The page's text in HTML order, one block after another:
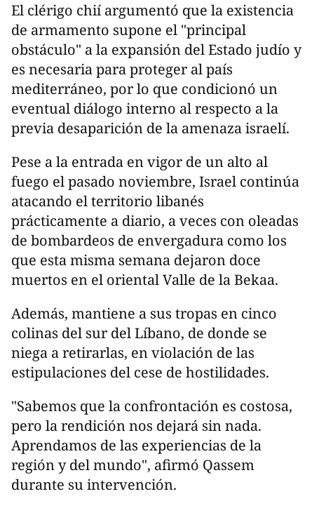
El clérigo chií argumentó que la existencia
de armamento supone el "principal
obstáculo" a la expansión del Estado judío y
es necesaria para proteger al país
mediterráneo, por lo que condicionó un
eventual diálogo interno al respecto a la
previa desaparición de la amenaza israelí.
Pese a la entrada en vigor de un alto al
fuego el pasado noviembre, Israel continúa
atacando el territorio libanés
prácticamente a diario, a veces con oleadas
de bombardeos de envergadura como los
que esta misma semana dejaron doce
muertos en el oriental Valle de la Bekaa.
Además, mantiene a sus tropas en cinco
colinas del sur del Líbano, de donde se
niega a retirarlas, en violación de las
estipulaciones del cese de hostilidades.
"Sabemos que la confrontación es costosa,
pero la rendición nos dejará sin nada.
Aprendamos de las experiencias de la
región y del mundo", afirmó Qassem
durante su intervención.